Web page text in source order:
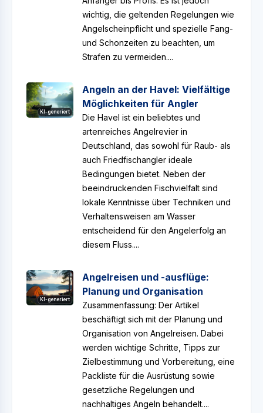
wichtig, die geltenden Regelungen wie
Angelscheinpflicht und spezielle Fang-
und Schonzeiten zu beachten, um
Strafen zu vermeiden....
KI-generiert
Angeln an der Havel: Vielfältige
Möglichkeiten für Angler
Die Havel ist ein beliebtes und
artenreiches Angelrevier in
Deutschland, das sowohl für Raub- als
auch Friedfischangler ideale
Bedingungen bietet. Neben der
beeindruckenden Fischvielfalt sind
lokale Kenntnisse über Techniken und
Verhaltensweisen am Wasser
entscheidend für den Angelerfolg an
diesem Fluss....
KI-generiert
Angelreisen und -ausflüge:
Planung und Organisation
Zusammenfassung: Der Artikel
beschäftigt sich mit der Planung und
Organisation von Angelreisen. Dabei
werden wichtige Schritte, Tipps zur
Zielbestimmung und Vorbereitung, eine
Packliste für die Ausrüstung sowie
gesetzliche Regelungen und
nachhaltiges Angeln behandelt....